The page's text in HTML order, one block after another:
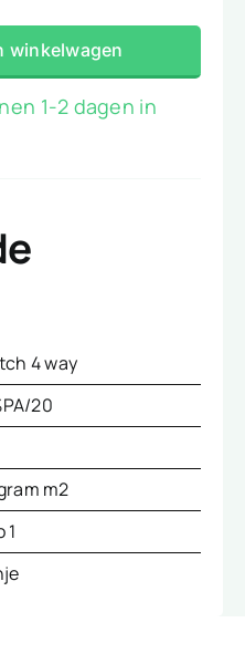
winkelwagen
1-2 dagen in
4 way
20
m2
1